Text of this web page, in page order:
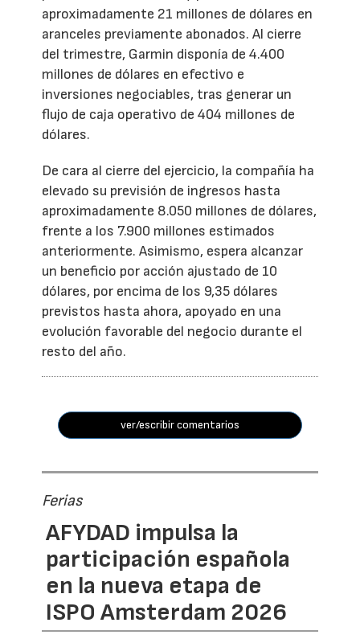
aproximadamente 21 millones de dólares en
aranceles previamente abonados. Al cierre
del trimestre, Garmin disponía de 4.400
millones de dólares en efectivo e
inversiones negociables, tras generar un
flujo de caja operativo de 404 millones de
dólares.
De cara al cierre del ejercicio, la compañía ha
elevado su previsión de ingresos hasta
aproximadamente 8.050 millones de dólares,
frente a los 7.900 millones estimados
anteriormente. Asimismo, espera alcanzar
un beneficio por acción ajustado de 10
dólares, por encima de los 9,35 dólares
previstos hasta ahora, apoyado en una
evolución favorable del negocio durante el
resto del año.
ver/escribir comentarios
Ferias
AFYDAD impulsa la
participación española
en la nueva etapa de
ISPO Amsterdam 2026